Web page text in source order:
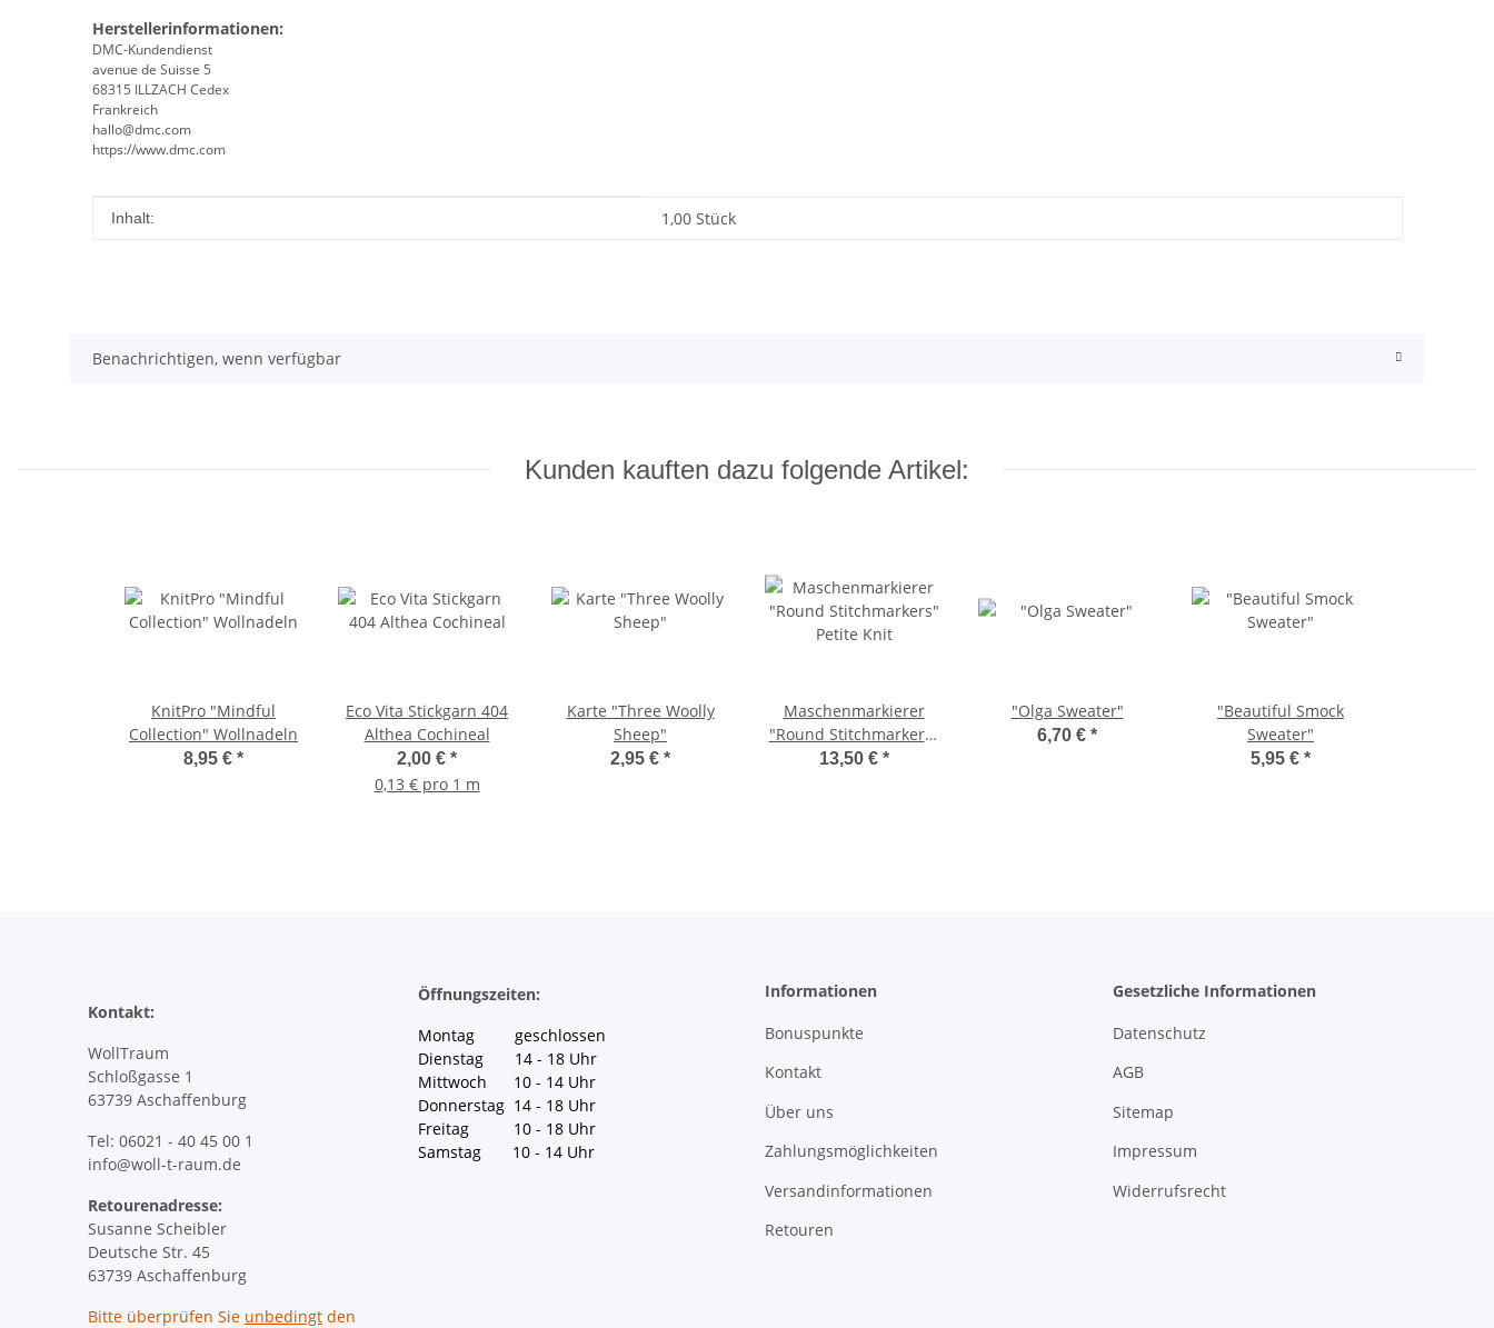
Herstellerinformationen:
DMC-Kundendienst
avenue de Suisse 5
68315 ILLZACH Cedex
Frankreich
hallo@dmc.com
https://www.dmc.com
Produkteigenschaft
Wert
Inhalt: 1,00 Stück
Benachrichtigen, wenn verfügbar
Kunden kauften dazu folgende Artikel:
KnitPro "Mindful
Collection" Wollnadeln
8,95 € *
Eco Vita Stickgarn 404
Althea Cochineal
2,00 € *
0,13 € pro 1 m
Karte "Three Woolly
Sheep"
2,95 € *
Maschenmarkierer
"Round Stitchmarkers"
Petite Knit
13,50 € *
"Olga Sweater"
6,70 € *
"Beautiful Smock
Sweater"
5,95 € *
Kontakt:
WollTraum
Schloßgasse 1
63739 Aschaffenburg
Tel: 06021 - 40 45 00 1
info@woll-t-raum.de
Retourenadresse:
Susanne Scheibler
Deutsche Str. 45
63739 Aschaffenburg
Bitte überprüfen Sie unbedingt den
Öffnungszeiten:
Montag geschlossen
Dienstag 14 - 18 Uhr
Mittwoch 10 - 14 Uhr
Donnerstag 14 - 18 Uhr
Freitag 10 - 18 Uhr
Samstag 10 - 14 Uhr
Informationen
Bonuspunkte
Kontakt
Über uns
Zahlungsmöglichkeiten
Versandinformationen
Retouren
Gesetzliche Informationen
Datenschutz
AGB
Sitemap
Impressum
Widerrufsrecht